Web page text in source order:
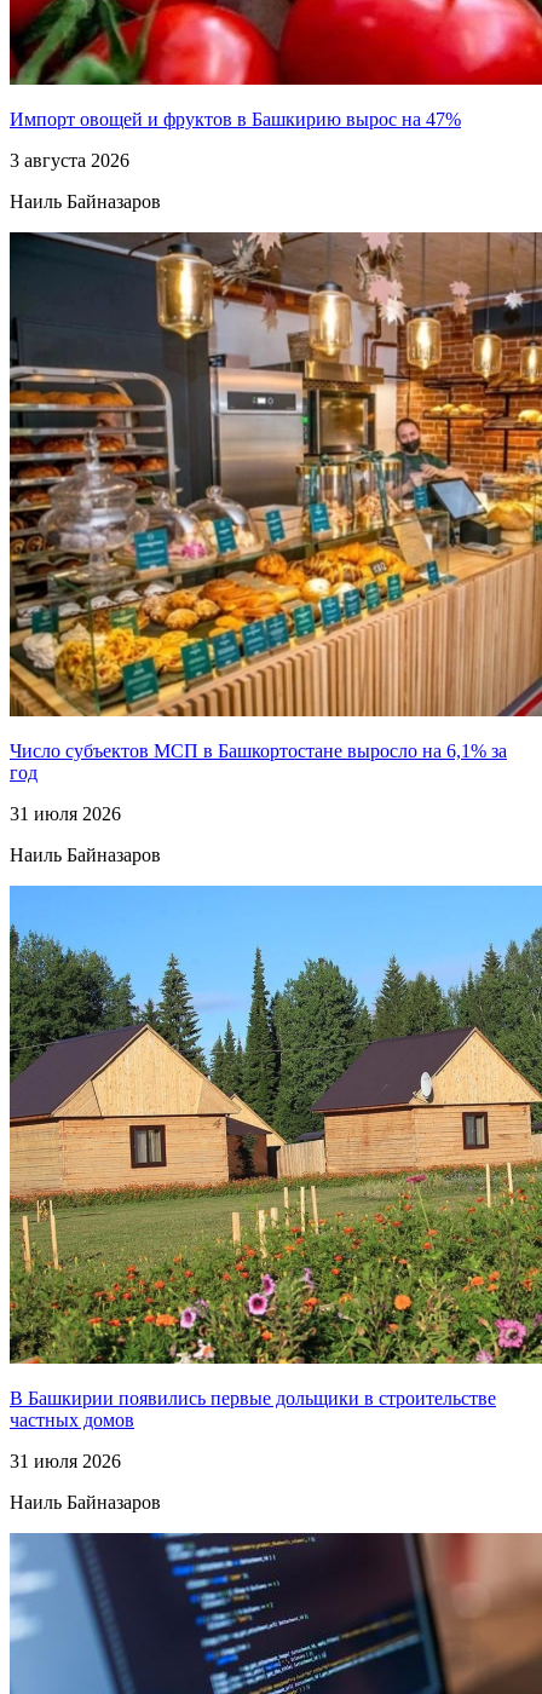
Импорт овощей и фруктов в Башкирию вырос на 47%
3 августа 2026
Наиль Байназаров
Число субъектов МСП в Башкортостане выросло на 6,1% за
год
31 июля 2026
Наиль Байназаров
В Башкирии появились первые дольщики в строительстве
частных домов
31 июля 2026
Наиль Байназаров